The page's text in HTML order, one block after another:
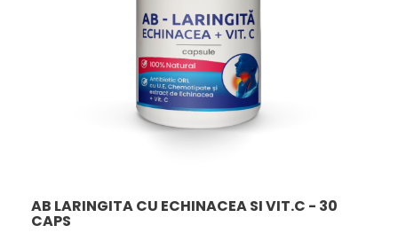
AB LARINGITA CU ECHINACEA SI VIT.C - 30
CAPS